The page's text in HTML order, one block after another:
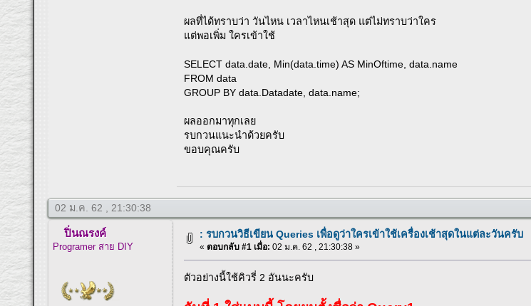
ผลที่ได้ทราบว่า วันไหน เวลาไหนเช้าสุด แต่ไม่ทราบว่าใคร
แต่พอเพิ่ม ใครเข้าใช้
SELECT data.date, Min(data.time) AS MinOftime, data.name
FROM data
GROUP BY data.Datadate, data.name;
ผลออกมาทุกเลย
รบกวนแนะนำด้วยครับ
ขอบคุณครับ
02 ม.ค. 62 , 21:30:38
ปิ่นณรงค์
Programer สาย DIY
: รบกวนวิธีเขียน Queries เพื่อดูว่าใครเข้าใช้เครื่องเช้าสุดในแต่ละวันครับ
« ตอบกลับ #1 เมื่อ: 02 ม.ค. 62 , 21:30:38 »
ตัวอย่างนี้ใช้คิวรี่ 2 อันนะครับ